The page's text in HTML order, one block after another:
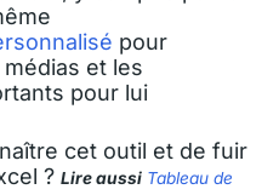
pour
et les
pour lui
cet outil et de fuir
? Lire aussi Tableau de